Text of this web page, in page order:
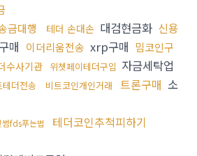
금대행 테더 손대손 대검현금화 신용
매 이더리움전송 xrp구매 밈코인구
수사기관 위쳇페이테더구입 자금세탁업
테더전송 비트코인개인거래 트론구매 소
썸fds푸는법 테더코인추척피하기